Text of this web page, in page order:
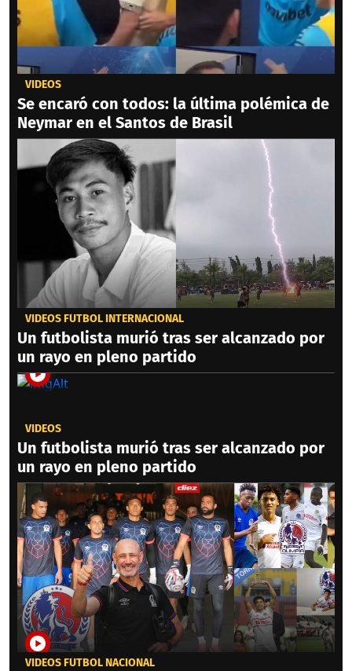
VIDEOS
Se encaró con todos: la última polémica de
Neymar en el Santos de Brasil
VIDEOS FÚTBOL INTERNACIONAL
Un futbolista murió tras ser alcanzado por
un rayo en pleno partido
VIDEOS
Un futbolista murió tras ser alcanzado por
un rayo en pleno partido
VIDEOS FÚTBOL NACIONAL